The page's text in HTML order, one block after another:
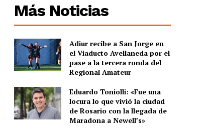
Más Noticias
Adiur recibe a San Jorge en
el Viaducto Avellaneda por el
pase a la tercera ronda del
Regional Amateur
Eduardo Toniolli: «Fue una
locura lo que vivió la ciudad
de Rosario con la llegada de
Maradona a Newell’s»